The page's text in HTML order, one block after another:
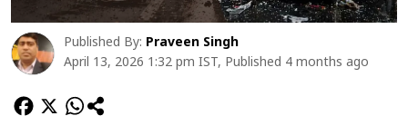
Published By: Praveen Singh
April 13, 2026 1:32 pm IST, Published 4 months ago